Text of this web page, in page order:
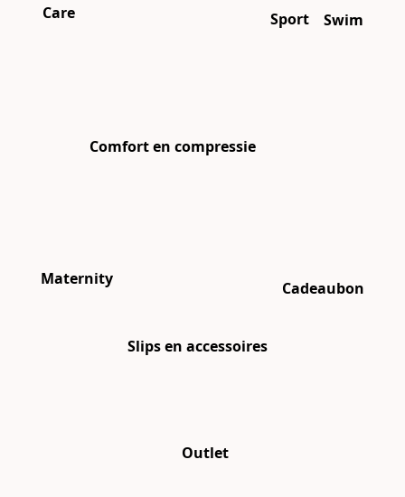
Care
Comfort en compressie
Sport Swim
Maternity
Slips en accessoires
Cadeaubon
Outlet